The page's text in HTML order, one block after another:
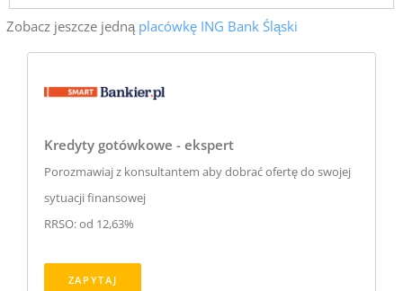
Zobacz jeszcze jednąplacówkę ING Bank Śląski
Kredyty gotówkowe - ekspert
Porozmawiaj z konsultantem aby dobrać ofertę do swojej
sytuacji finansowej
RRSO: od 12,63%
ZAPYTAJ